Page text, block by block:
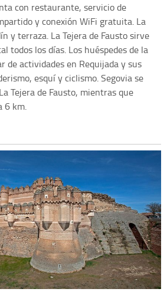
con restaurante, servicio de
y conexión WiFi gratuita. La
y terraza. La Tejera de Fausto sirve
todos los días. Los huéspedes de la
de actividades en Requijada y sus
esquí y ciclismo. Segovia se
Tejera de Fausto, mientras que
6 km.